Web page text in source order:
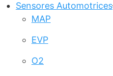
Sensores Automotrices
MAP
EVP
O2